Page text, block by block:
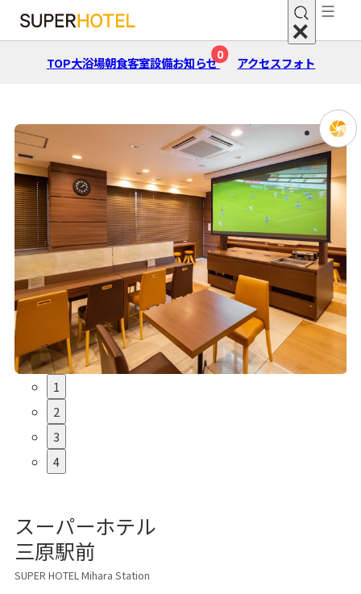
TOP大浴場朝⾷客室設備お知らせ
0
アクセスフォト
1
2
3
4
スーパーホテル
三原駅前
SUPER HOTEL Mihara Station